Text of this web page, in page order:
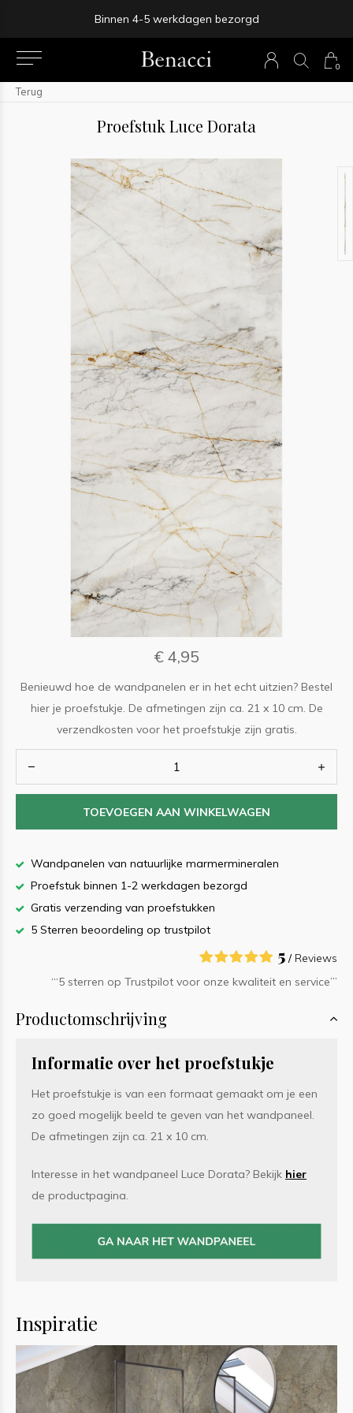
0
Binnen 4-5 werkdagen bezorgd
Terug
Proefstuk Luce Dorata
€ 4,95
Benieuwd hoe de wandpanelen er in het echt uitzien? Bestel
hier je proefstukje. De afmetingen zijn ca. 21 x 10 cm. De
verzendkosten voor het proefstukje zijn gratis.
TOEVOEGEN AAN WINKELWAGEN
Wandpanelen van natuurlijke marmermineralen
Proefstuk binnen 1-2 werkdagen bezorgd
Gratis verzending van proefstukken
5 Sterren beoordeling op trustpilot
5 / Reviews
‘“5 sterren op Trustpilot voor onze kwaliteit en service”’
Productomschrijving
Informatie over het proefstukje
Het proefstukje is van een formaat gemaakt om je een
zo goed mogelijk beeld te geven van het wandpaneel.
De afmetingen zijn ca. 21 x 10 cm.
Interesse in het wandpaneel Luce Dorata? Bekijk hier
de productpagina.
Inspiratie